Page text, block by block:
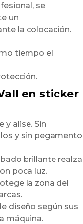
se
un
la colocación.
tiempo el
en sticker
y alise. Sin
y sin pegamento
brillante realza
poca luz.
la zona del
diseño según sus
máquina.